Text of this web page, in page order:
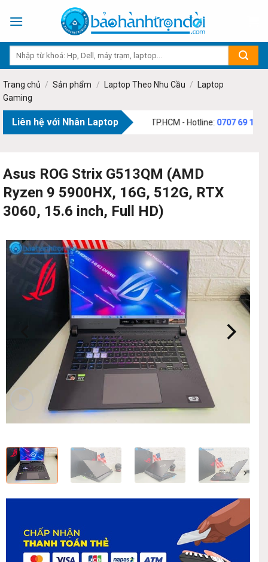
Trang chủ / Sản phẩm / Laptop Theo Nhu Cầu /
Laptop
Gaming
Liên hệ với Nhân Laptop
73 Phạm Văn Bạch, Phường Tân Sơn, TP.HCM - Hotline:0707 69 1111
Asus ROG Strix G513QM (AMD
Ryzen 9 5900HX, 16G, 512G, RTX
3060, 15.6 inch, Full HD)